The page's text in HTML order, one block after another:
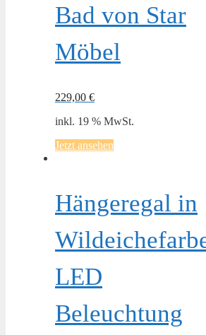
Bad von Star
Möbel
229,00 €
inkl. 19 % MwSt.
Jetzt ansehen
Hängeregal in
LED
Beleuchtung